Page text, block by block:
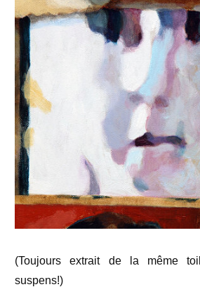
(Toujours extrait de la même
suspens!)